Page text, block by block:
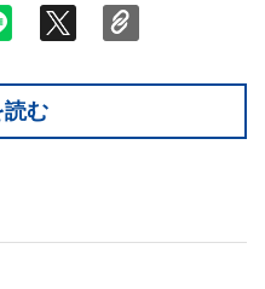
読む